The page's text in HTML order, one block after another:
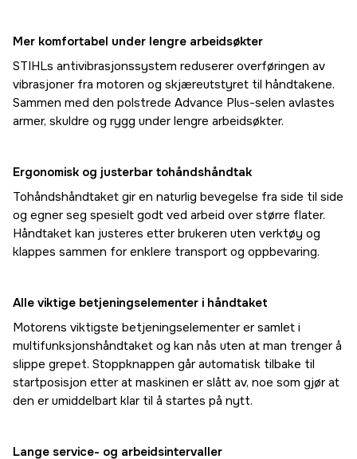
Mer komfortabel under lengre arbeidsøkter
STIHLs antivibrasjonssystem reduserer overføringen av
vibrasjoner fra motoren og skjæreutstyret til håndtakene.
Sammen med den polstrede Advance Plus-selen avlastes
armer, skuldre og rygg under lengre arbeidsøkter.
Ergonomisk og justerbar tohåndshåndtak
Tohåndshåndtaket gir en naturlig bevegelse fra side til side
og egner seg spesielt godt ved arbeid over større flater.
Håndtaket kan justeres etter brukeren uten verktøy og
klappes sammen for enklere transport og oppbevaring.
Alle viktige betjeningselementer i håndtaket
Motorens viktigste betjeningselementer er samlet i
multifunksjonshåndtaket og kan nås uten at man trenger å
slippe grepet. Stoppknappen går automatisk tilbake til
startposisjon etter at maskinen er slått av, noe som gjør at
den er umiddelbart klar til å startes på nytt.
Lange service- og arbeidsintervaller